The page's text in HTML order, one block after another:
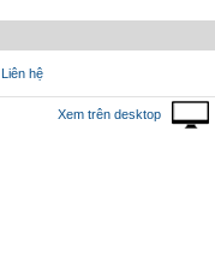
Liên hệ
Xem trên desktop